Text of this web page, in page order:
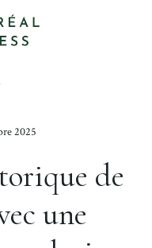
2025
de
une